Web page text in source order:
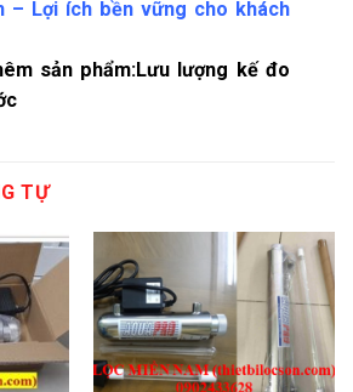
– Lợi ích bền vững cho khách
sản phẩm:Lưu lượng kế đo
TỰ